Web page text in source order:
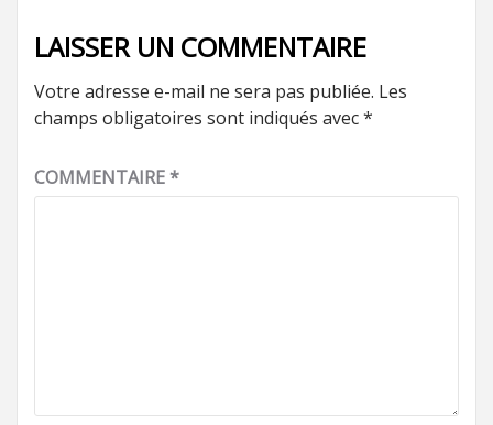
LAISSER UN COMMENTAIRE
Votre adresse e-mail ne sera pas publiée. Les
champs obligatoires sont indiqués avec*
COMMENTAIRE*